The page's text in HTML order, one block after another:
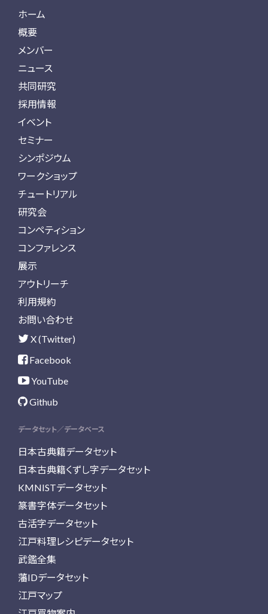
ホーム
概要
メンバー
ニュース
共同研究
採用情報
イベント
セミナー
シンポジウム
ワークショップ
チュートリアル
研究会
コンペティション
コンファレンス
展示
アウトリーチ
利用規約
お問い合わせ
X (Twitter)
Facebook
YouTube
Github
データセット／データベース
日本古典籍データセット
日本古典籍くずし字データセット
KMNISTデータセット
篆書字体データセット
古活字データセット
江戸料理レシピデータセット
武鑑全集
藩IDデータセット
江戸マップ